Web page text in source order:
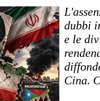
dubbi
e le
Cina.